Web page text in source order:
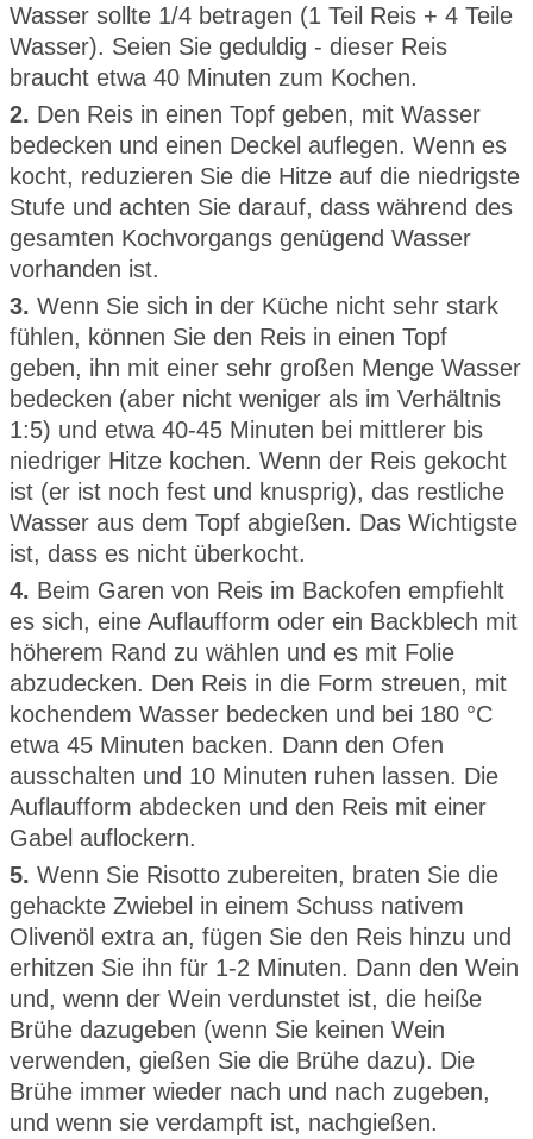
Wasser sollte 1/4 betragen (1 Teil Reis + 4 Teile
Wasser). Seien Sie geduldig - dieser Reis
braucht etwa 40 Minuten zum Kochen.
2. Den Reis in einen Topf geben, mit Wasser
bedecken und einen Deckel auflegen. Wenn es
kocht, reduzieren Sie die Hitze auf die niedrigste
Stufe und achten Sie darauf, dass während des
gesamten Kochvorgangs genügend Wasser
vorhanden ist.
3. Wenn Sie sich in der Küche nicht sehr stark
fühlen, können Sie den Reis in einen Topf
geben, ihn mit einer sehr großen Menge Wasser
bedecken (aber nicht weniger als im Verhältnis
1:5) und etwa 40-45 Minuten bei mittlerer bis
niedriger Hitze kochen. Wenn der Reis gekocht
ist (er ist noch fest und knusprig), das restliche
Wasser aus dem Topf abgießen. Das Wichtigste
ist, dass es nicht überkocht.
4. Beim Garen von Reis im Backofen empfiehlt
es sich, eine Auflaufform oder ein Backblech mit
höherem Rand zu wählen und es mit Folie
abzudecken. Den Reis in die Form streuen, mit
kochendem Wasser bedecken und bei 180 °C
etwa 45 Minuten backen. Dann den Ofen
ausschalten und 10 Minuten ruhen lassen. Die
Auflaufform abdecken und den Reis mit einer
Gabel auflockern.
5. Wenn Sie Risotto zubereiten, braten Sie die
gehackte Zwiebel in einem Schuss nativem
Olivenöl extra an, fügen Sie den Reis hinzu und
erhitzen Sie ihn für 1-2 Minuten. Dann den Wein
und, wenn der Wein verdunstet ist, die heiße
Brühe dazugeben (wenn Sie keinen Wein
verwenden, gießen Sie die Brühe dazu). Die
Brühe immer wieder nach und nach zugeben,
und wenn sie verdampft ist, nachgießen.